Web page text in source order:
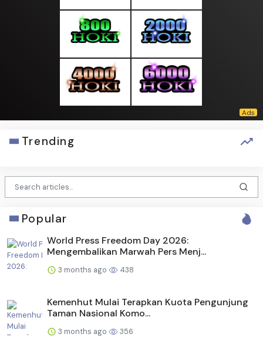
Trending
Popular
World Press Freedom Day 2026:
Mengembalikan Marwah Pers Menj...
3 months ago 438
Kemenhut Mulai Terapkan Kuota Pengunjung
Taman Nasional Komo...
3 months ago 356